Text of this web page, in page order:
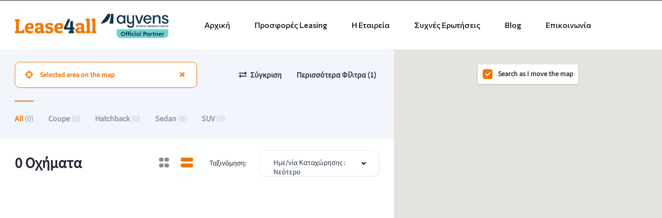
Αρχική Προσφορές Leasing Η Εταιρεία Συχνές Ερωτήσεις Blog Επικοινωνία
Σύγκριση Περισσότερα Φίλτρα (1)
All(0) Coupe (0) Hatchback(0) Sedan (0) SUV(0)
0 Οχήματα Ταξινόμηση:
Ημε/νία Καταχώρησης :
Νεότερο
Search as I move the map